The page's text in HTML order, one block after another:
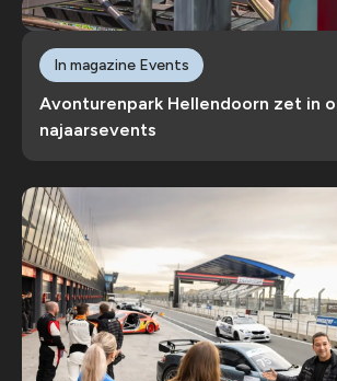
Avonturenpark Hellendoorn zet in
najaarsevents
In magazine Events